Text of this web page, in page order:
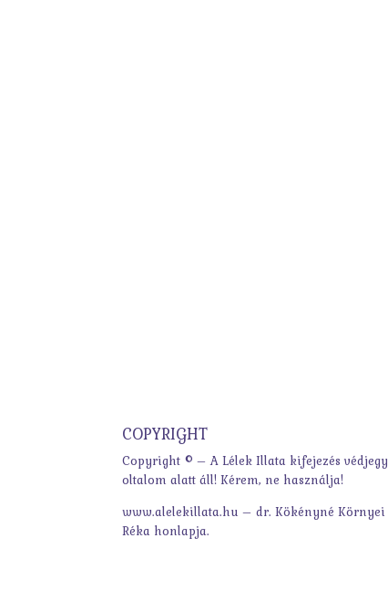
COPYRIGHT
Copyright © – A Lélek Illata kifejezés védjegy
oltalom alatt áll! Kérem, ne használja!
www.alelekillata.hu – dr. Kökényné Környei
Réka honlapja.